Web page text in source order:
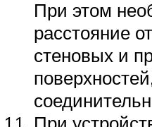
При этом
расстояние
стеновых и